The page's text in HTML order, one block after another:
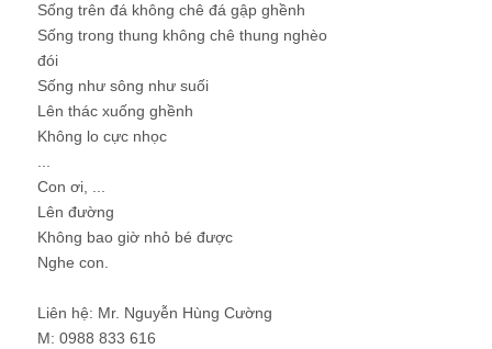
Sống trên đá không chê đá gập ghềnh
Sống trong thung không chê thung nghèo
đói
Sống như sông như suối
Lên thác xuống ghềnh
Không lo cực nhọc
...
Con ơi, ...
Lên đường
Không bao giờ nhỏ bé được
Nghe con.
Liên hệ: Mr. Nguyễn Hùng Cường
M: 0988 833 616